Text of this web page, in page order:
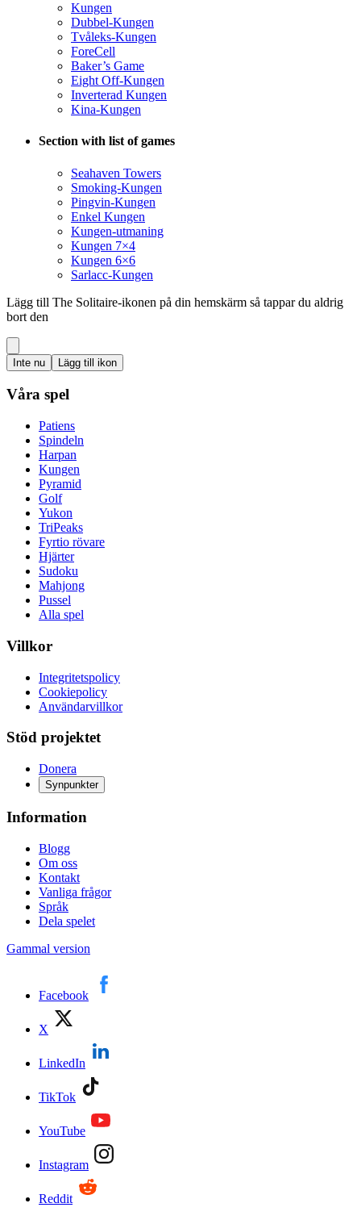
Kungen
Dubbel-Kungen
Tvåleks-Kungen
ForeCell
Baker’s Game
Eight Off-Kungen
Inverterad Kungen
Kina-Kungen
Section with list of games
Seahaven Towers
Smoking-Kungen
Pingvin-Kungen
Enkel Kungen
Kungen-utmaning
Kungen 7×4
Kungen 6×6
Sarlacc-Kungen
Lägg till The Solitaire-ikonen på din hemskärm så tappar du aldrig
bort den
Inte nu Lägg till ikon
Våra spel
Patiens
Spindeln
Harpan
Kungen
Pyramid
Golf
Yukon
TriPeaks
Fyrtio rövare
Hjärter
Sudoku
Mahjong
Pussel
Alla spel
Villkor
Integritetspolicy
Cookiepolicy
Användarvillkor
Stöd projektet
Donera
Synpunkter
Information
Blogg
Om oss
Kontakt
Vanliga frågor
Språk
Dela spelet
Gammal version
Facebook
X
LinkedIn
TikTok
YouTube
Instagram
Reddit